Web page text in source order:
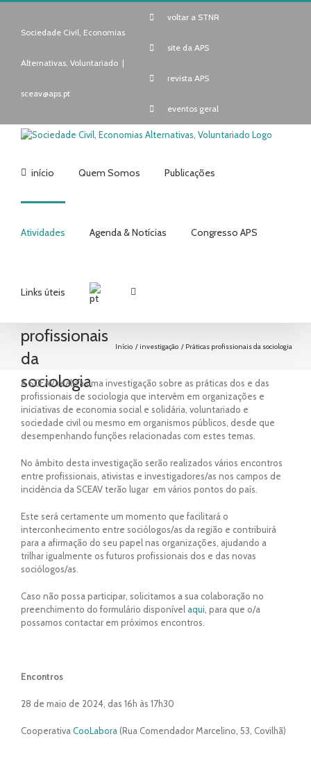
Skip
contentSociedade Civil, Economias
Alternativas, Voluntariado |
sceav@aps.pt
voltar a STNR
site da APS
revista APS
eventos geral
início Quem Somos Publicações
Atividades Agenda & Notícias Congresso APS
Links úteis
profissionais
da
sociologia
Início investigação Práticas profissionais da sociologia
A SCEAV realiza uma investigação sobre as práticas dos e das
profissionais de sociologia que intervêm em organizações e
iniciativas de economia social e solidária, voluntariado e
sociedade civil ou mesmo em organismos públicos, desde que
desempenhando funções relacionadas com estes temas.
No âmbito desta investigação serão realizados vários encontros
entre profissionais, ativistas e investigadores/as nos campos de
incidência da SCEAV terão lugar em vários pontos do país.
Este será certamente um momento que facilitará o
interconhecimento entre sociólogos/as da região e contribuirá
para a afirmação do seu papel nas organizações, ajudando a
trilhar igualmente os futuros profissionais dos e das novas
sociólogos/as.
Caso não possa participar, solicitamos a sua colaboração no
preenchimento do formulário disponívelaqui , para que o/a
possamos contactar em próximos encontros.
Encontros
28 de maio de 2024, das 16h às 17h30
Cooperativa CooLabora (Rua Comendador Marcelino, 53, Covilhã)